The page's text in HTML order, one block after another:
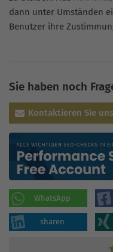
dann unter Umständen
Benutzer ihre
Sie haben noch
Kontaktieren Sie uns
WhatsApp
sharen